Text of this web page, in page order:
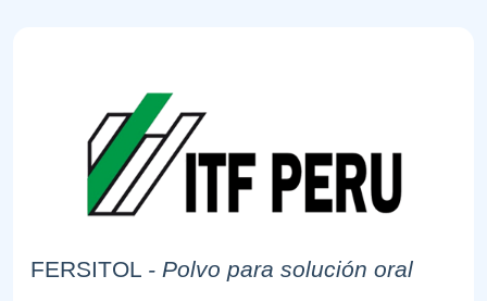
FERSITOL - Polvo para solución oral